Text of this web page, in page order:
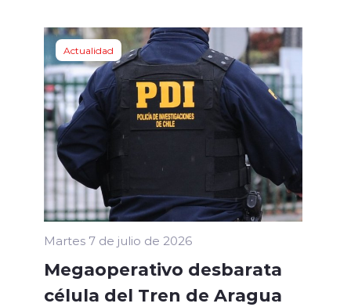
Actualidad
Martes 7 de julio de 2026
Megaoperativo desbarata
célula del Tren de Aragua